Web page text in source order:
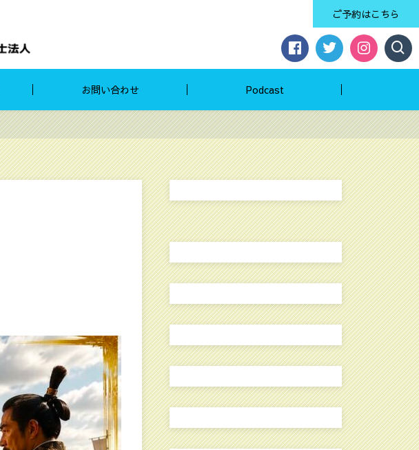
ご予約はこちら
お問い合わせ Podcast